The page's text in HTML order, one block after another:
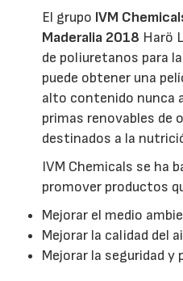
El grupo IVM
Maderalia 2018 Harö
de poliuretanos para
puede obtener una
alto contenido nunca
primas renovables de
destinados a la
IVM Chemicals se ha
promover productos
Mejorar el medio
Mejorar la calidad del
Mejorar la seguridad y